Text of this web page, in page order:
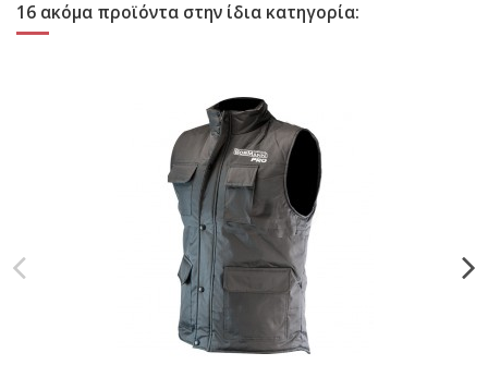
16 ακόμα προϊόντα στην ίδια κατηγορία: